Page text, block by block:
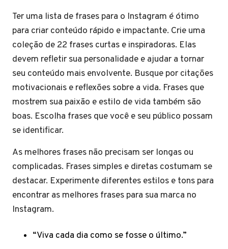
Ter uma lista de frases para o Instagram é ótimo
para criar conteúdo rápido e impactante. Crie uma
coleção de 22 frases curtas e inspiradoras. Elas
devem refletir sua personalidade e ajudar a tornar
seu conteúdo mais envolvente. Busque por citações
motivacionais e reflexões sobre a vida. Frases que
mostrem sua paixão e estilo de vida também são
boas. Escolha frases que você e seu público possam
se identificar.
As melhores frases não precisam ser longas ou
complicadas. Frases simples e diretas costumam se
destacar. Experimente diferentes estilos e tons para
encontrar as melhores frases para sua marca no
Instagram.
“Viva cada dia como se fosse o último.”